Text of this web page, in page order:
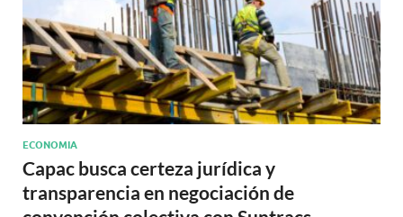
ECONOMIA
Capac busca certeza jurídica y
transparencia en negociación de